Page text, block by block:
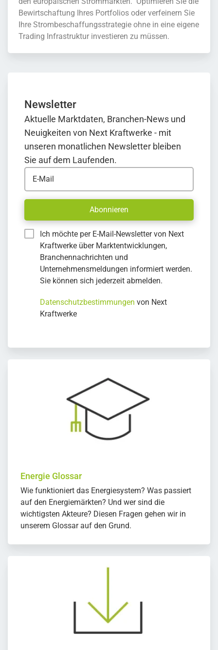
Bewirtschaftung Ihres Portfolios oder verfeinern Sie
Ihre Strombeschaffungsstrategie ohne in eine eigene
Trading Infrastruktur investieren zu müssen.
Newsletter
Aktuelle Marktdaten, Branchen-News und
Neuigkeiten von Next Kraftwerke - mit
unseren monatlichen Newsletter bleiben
Sie auf dem Laufenden.
E-Mail
Abonnieren
Ich möchte per E-Mail-Newsletter von Next
Kraftwerke über Marktentwicklungen,
Branchennachrichten und
Unternehmensmeldungen informiert werden.
Sie können sich jederzeit abmelden.
Datenschutzbestimmungen von Next
Kraftwerke
Energie Glossar
Wie funktioniert das Energiesystem? Was passiert
auf den Energiemärkten? Und wer sind die
wichtigsten Akteure? Diesen Fragen gehen wir in
unserem Glossar auf den Grund.